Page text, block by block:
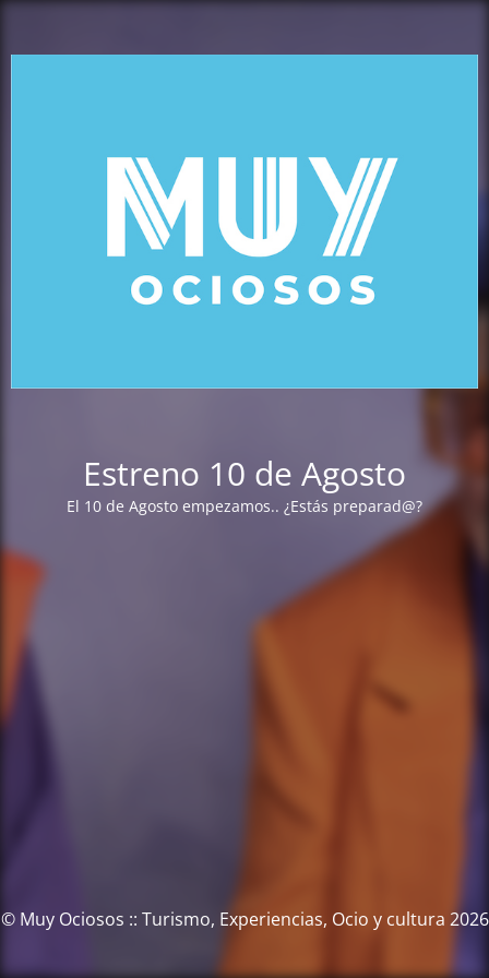
Estreno 10 de Agosto
El 10 de Agosto empezamos.. ¿Estás preparad@?
© Muy Ociosos :: Turismo, Experiencias, Ocio y cultura 2026